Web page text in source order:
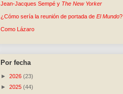
Jean-Jacques Sempé y The New Yorker
¿Cómo sería la reunión de portada de El Mundo?
Como Lázaro
Por fecha
► 2026 (23)
► 2025 (44)